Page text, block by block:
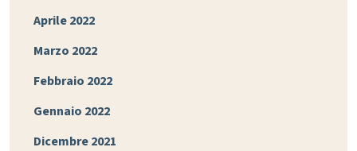
Aprile 2022
Marzo 2022
Febbraio 2022
Gennaio 2022
Dicembre 2021